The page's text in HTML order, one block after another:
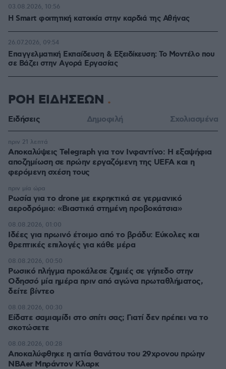
Η Smart φοιτητική κατοικία στην καρδιά της Αθήνας
03.08.2026, 10:56
Επαγγελματική Εκπαίδευση & Εξειδίκευση: Το Mοντέλο που
σε Bάζει στην Aγορά Eργασίας
26.07.2026, 09:54
ΡΟΗ ΕΙΔΗΣΕΩΝ
Ειδήσεις Δημοφιλή Σχολιασμένα
Αποκαλύψεις Telegraph για τον Ινφαντίνο: Η εξαψήφια
αποζημίωση σε πρώην εργαζόμενη της UEFA και η
φερόμενη σχέση τους
πριν 21 λεπτά
Ρωσία για το drone με εκρηκτικά σε γερμανικό
αεροδρόμιο: «Βιαστικά στημένη προβοκάτσια»
πριν μία ώρα
Ιδέες για πρωινό έτοιμο από το βράδυ: Εύκολες και
θρεπτικές επιλογές για κάθε μέρα
08.08.2026, 01:00
Ρωσικό πλήγμα προκάλεσε ζημιές σε γήπεδο στην
Οδησσό μία ημέρα πριν από αγώνα πρωταθλήματος,
δείτε βίντεο
08.08.2026, 00:50
Είδατε σαμιαμίδι στο σπίτι σας; Γιατί δεν πρέπει να το
σκοτώσετε
08.08.2026, 00:30
Αποκαλύφθηκε η αιτία θανάτου του 29χρονου πρώην
NBAer Μπράντον Κλαρκ
08.08.2026, 00:28